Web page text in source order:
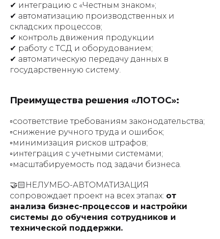
✔ интеграцию с «Честным знаком»;
✔ автоматизацию производственных и
складских процессов;
✔ контроль движения продукции
✔ работу с ТСД и оборудованием;
✔ автоматическую передачу данных в
государственную систему.
Преимущества решения «ЛОТОС»:
▫️соответствие требованиям законодательства;
▫️снижение ручного труда и ошибок;
▫️минимизация рисков штрафов;
▫️интеграция с учетными системами;
▫️масштабируемость под задачи бизнеса.
🤝🏻НЕЛУМБО-АВТОМАТИЗАЦИЯ
сопровождает проект на всех этапах: от
анализа бизнес-процессов и настройки
системы до обучения сотрудников и
технической поддержки.